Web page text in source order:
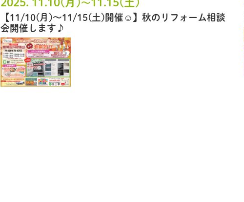
〜
【11/10(月)～11/15(土)開催☺】秋のリフォーム相談
会開催します♪